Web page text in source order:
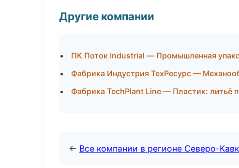
Другие компании
ПК Поток Industrial — Промышленная
Фабрика Индустрия ТехРесурс —
Фабрика TechPlant Line — Пластик: литьё
← Все компании в регионе Северо-